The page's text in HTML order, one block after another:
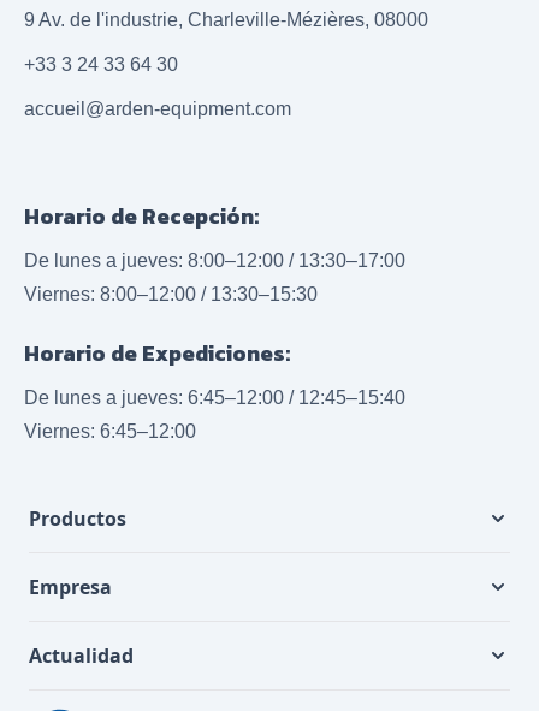
9 Av. de l'industrie, Charleville-Mézières, 08000
+33 3 24 33 64 30
accueil@arden-equipment.com
Horario de Recepción:
De lunes a jueves: 8:00–12:00 / 13:30–17:00
Viernes: 8:00–12:00 / 13:30–15:30
Horario de Expediciones:
De lunes a jueves: 6:45–12:00 / 12:45–15:40
Viernes: 6:45–12:00
Productos
Empresa
Actualidad